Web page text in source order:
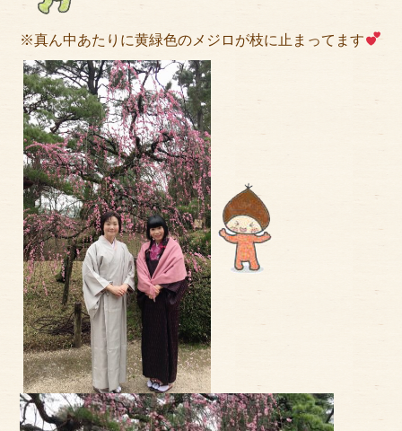
※真ん中あたりに黄緑色のメジロが枝に止まってます